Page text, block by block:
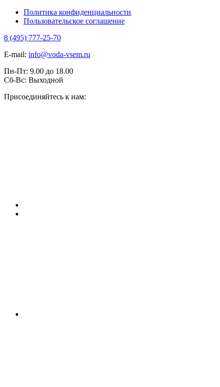
Политика конфиденциальности
Пользовательское соглашение
8 (495) 777-25-70
E-mail: info@voda-vsem.ru
Пн-Пт: 9.00 до 18.00
Сб-Вс: Выходной
Присоединяйтесь к нам: